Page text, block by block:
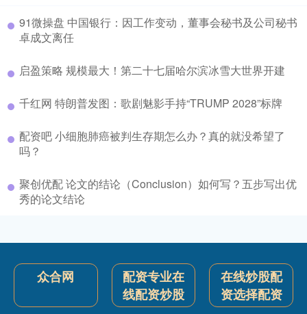
91微操盘 中国银行：因工作变动，董事会秘书及公司秘书
卓成文离任
启盈策略 规模最大！第二十七届哈尔滨冰雪大世界开建
千红网 特朗普发图：歌剧魅影手持“TRUMP 2028”标牌
配资吧 小细胞肺癌被判生存期怎么办？真的就没希望了
吗？
聚创优配 论文的结论（Conclusion）如何写？五步写出优
秀的论文结论
众合网
配资专业在
线配资炒股
在线炒股配
资选择配资